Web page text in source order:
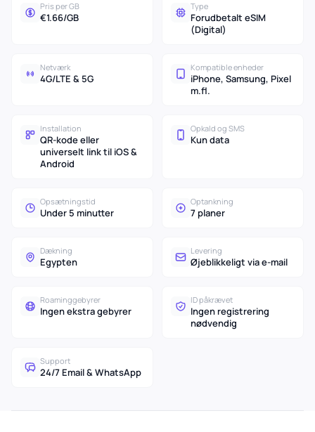
Pris per GB
€1.66/GB
Type
Forudbetalt eSIM
(Digital)
Netværk
4G/LTE & 5G
Kompatible enheder
iPhone, Samsung, Pixel
m.fl.
Installation
QR-kode eller
universelt link til iOS &
Android
Opkald og SMS
Kun data
Opsætningstid
Under 5 minutter
Optankning
7 planer
Dækning
Egypten
Levering
Øjeblikkeligt via e-mail
Roaminggebyrer
Ingen ekstra gebyrer
ID påkrævet
Ingen registrering
nødvendig
Support
24/7 Email & WhatsApp